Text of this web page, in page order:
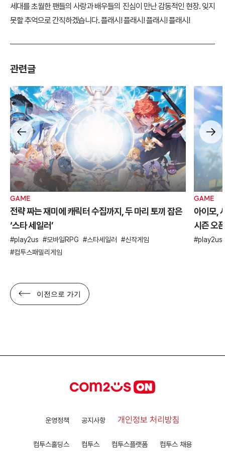
세대를 초월한 팬들의 사랑과 배우들의 진심이 만난 감동적인 현장. 잊지
못할 추억으로 간직하겠습니다. 플래시! 플래시! 플래시! 플래시!
관련글
GAME
전략 짜는 재미에 캐릭터 수집까지, 두 마리 토끼 잡은
‘스타 세일러’
play2us 모바일RPG 스타세일러
신작게임
컴투스패밀리게임
GAME
아이모,
시즌 오픈
play2us
이전으로 가기
운영정책 공지사항 개인정보 처리방침
컴투스홀딩스 컴투스 컴투스플랫폼 컴투스 채용